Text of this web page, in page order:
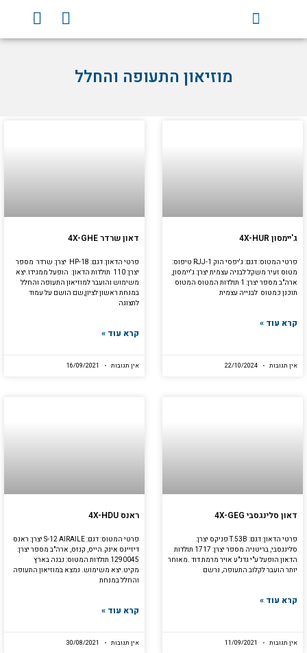
F
a
c
Y
o
u
מוזיאון התעופה והחלל
ג'יימסון 4X-HUR
פרטי המטוס: דגם: ג'יפסי הוק RJJ-1 טיפוס:
מטוס זעיר משקל לבניה עצמית יצרן: ג'יימסון,
ארה"ב מספר יצרן: 1 תולדות המטוס המטוס
תוכנן כמטוס לבנייה עצמית
קרא עוד »
אין תגובות
דאון שרדר 4X-GHE
פרטי הדאון: דגם: HP-18 יצרן: שרדר מספר
יצרן: 110 תולדות הדאון: הופעל ממגידו.יצא
משימוש והועבר למוזיאון התעופה והחלל
במנחת ראשון לציון,שם הושם על עמוד
לתצוגה
קרא עוד »
אין תגובות
דאון סלינגסבי 4X-GEG
פרטי הדאון: דגם: T.53B פניקס יצרן:
סלינגסבי, בריטניה מספר יצרן: 1717 תולדות
הדאון הופעל ע"י גדנ"ע אויר מרמת דוד .מאוחר
יותר הועבר לקלוב התעופה, נרשם
קרא עוד »
אין תגובות
ראנס 4X-HDU
פרטי המטוס: דגם: S-12 AIRAILE יצרן: ראנס
דיזיינס אינק.הייס, קנזס, ארה"ב מספר יצרן:
1290045 תולדות המטוס: נבנה בארץ
מקיט.יצא משימוש. נמצא במוזיאון התעופה
והחלל במנחת
קרא עוד »
אין תגובות